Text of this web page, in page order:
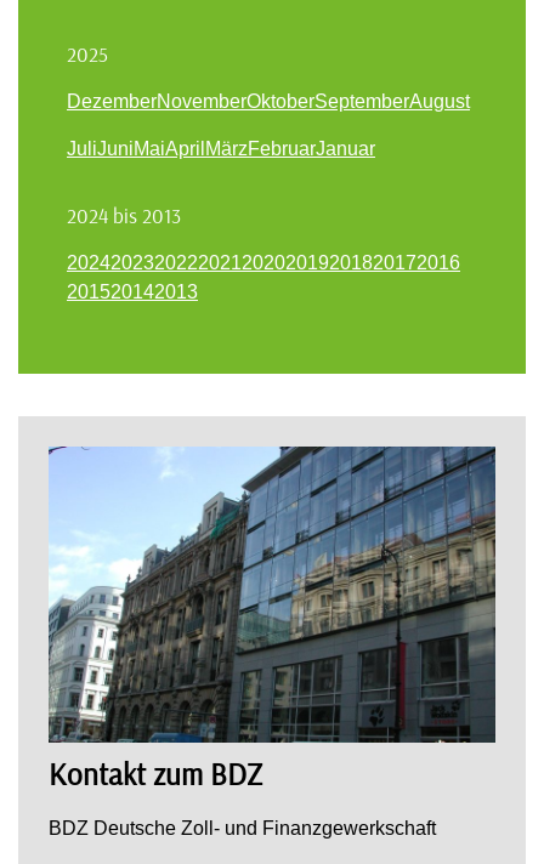
2025
DezemberNovemberOktoberSeptemberAugust
JuliJuniMaiApril MärzFebruarJanuar
2024 bis 2013
202420232022202120202019201820172016
201520142013
Kontakt zum BDZ
BDZ Deutsche Zoll- und Finanzgewerkschaft